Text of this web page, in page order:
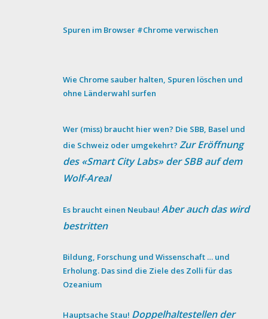
Spuren im Browser #Chrome verwischen
Wie Chrome sauber halten, Spuren löschen und
ohne Länderwahl surfen
Wer (miss) braucht hier wen? Die SBB, Basel und
die Schweiz oder umgekehrt?Zur Eröffnung
des «Smart City Labs» der SBB auf dem
Wolf-Areal
Es braucht einen Neubau!Aber auch das wird
bestritten
Bildung, Forschung und Wissenschaft … und
Erholung. Das sind die Ziele des Zolli für das
Ozeanium
Hauptsache Stau! Doppelhaltestellen der